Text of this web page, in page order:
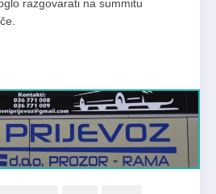
razgovarati na summitu